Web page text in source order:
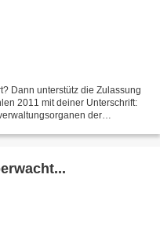
Dann unterstütz die Zulassung
2011 mit deiner Unterschrift:
der